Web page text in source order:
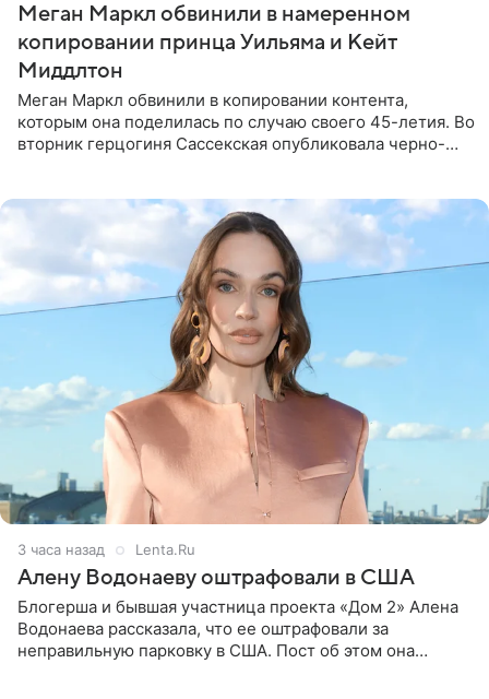
Меган Маркл обвинили в намеренном
копировании принца Уильяма и Кейт
Миддлтон
Меган Маркл обвинили в копировании контента,
которым она поделилась по случаю своего 45-летия. Во
вторник герцогиня Сассекская опубликовала черно-
3 часа назад Lenta.Ru
Алену Водонаеву оштрафовали в США
Блогерша и бывшая участница проекта «Дом 2» Алена
Водонаева рассказала, что ее оштрафовали за
неправильную парковку в США. Пост об этом она